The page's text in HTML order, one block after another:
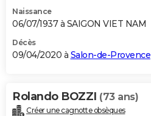
Naissance
06/07/1937 à SAIGON VIET NAM
Décès
09/04/2020 à Salon-de-Provence
Rolando BOZZI (73 ans)
Créer une cagnotte obsèques